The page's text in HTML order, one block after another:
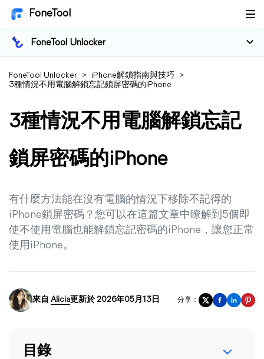
FoneTool
FoneTool Unlocker
FoneTool Unlocker > iPhone解鎖指南與技巧
>
3種情況不用電腦解鎖忘記鎖屏密碼的iPhone
3種情況不用電腦解鎖忘記
鎖屏密碼的iPhone
有什麼方法能在沒有電腦的情況下移除不記得的
iPhone鎖屏密碼？您可以在這篇文章中瞭解到5個即
使不使用電腦也能解鎖忘記密碼的iPhone，讓您正常
使用iPhone。
來自 Alicia更新於 2026年05月13日 分享：
目錄